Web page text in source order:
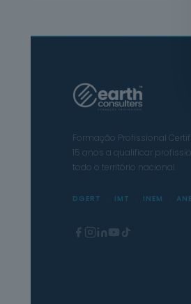
Formação Profissional
15 anos a qualificar
todo o território nacional.
DGERT IMT INEM